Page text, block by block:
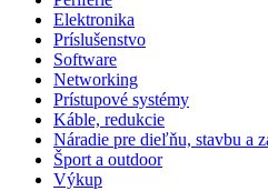
Elektronika
Príslušenstvo
Software
Networking
Prístupové systémy
Káble, redukcie
Náradie pre dieľňu, stavbu a
Šport a outdoor
Výkup